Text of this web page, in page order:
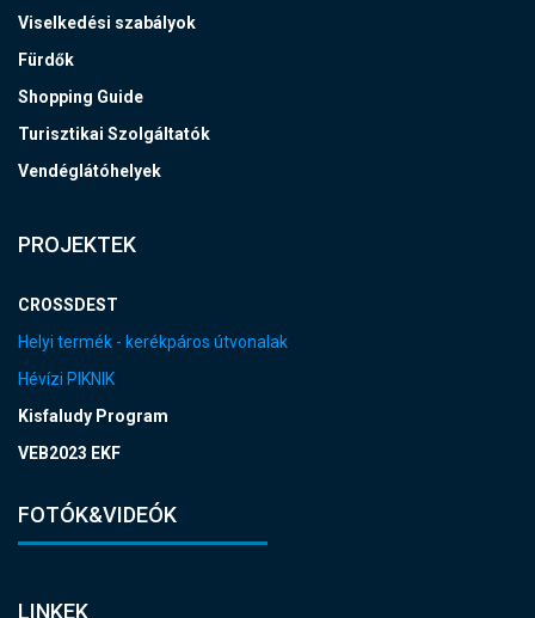
Viselkedési szabályok
Fürdők
Shopping Guide
Turisztikai Szolgáltatók
Vendéglátóhelyek
PROJEKTEK
CROSSDEST
Helyi termék - kerékpáros útvonalak
Hévízi PIKNIK
Kisfaludy Program
VEB2023 EKF
FOTÓK&VIDEÓK
LINKEK